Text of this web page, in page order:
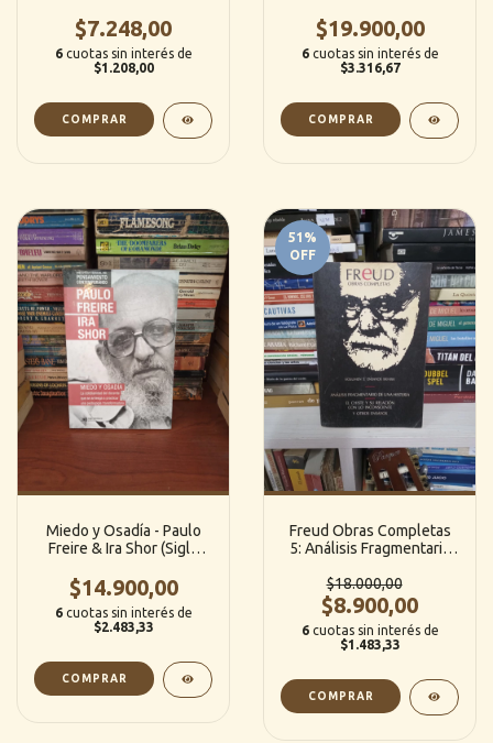
$7.248,00
6 cuotas sin interés de
$1.208,00
Baremblitt, Ruben Kot &
Antonio Godino Cabas
(Helguero)
$19.900,00
6 cuotas sin interés de
$3.316,67
Miedo y Osadía - Paulo
Freire & Ira Shor (Siglo
$14.900,00
6 cuotas sin interés de
$2.483,33
51 %
OFF
Freud Obras Completas
5: Análisis Fragmentario
y su Relación con lo
Inconsciente y otros
Ensayos - Sigmund Freud
(Hyspam.)
$18.000,00
$8.900,00
6 cuotas sin interés de
$1.483,33